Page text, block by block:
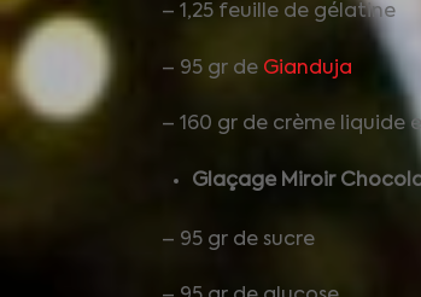
– 1,25 feuille de gélatine
– 95 gr de Gianduja
– 160 gr de crème liquide
Glaçage Miroir
– 95 gr de sucre